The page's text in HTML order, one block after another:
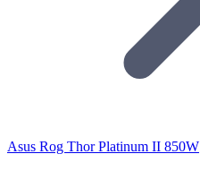
Asus Rog Thor Platinum II 850W